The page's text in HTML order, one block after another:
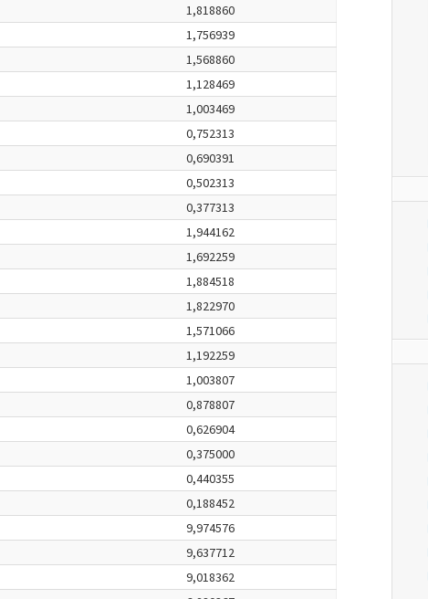
1,818860
1,756939
1,568860
1,128469
1,003469
0,752313
0,690391
0,502313
0,377313
1,944162
1,692259
1,884518
1,822970
1,571066
1,192259
1,003807
0,878807
0,626904
0,375000
0,440355
0,188452
9,974576
9,637712
9,018362